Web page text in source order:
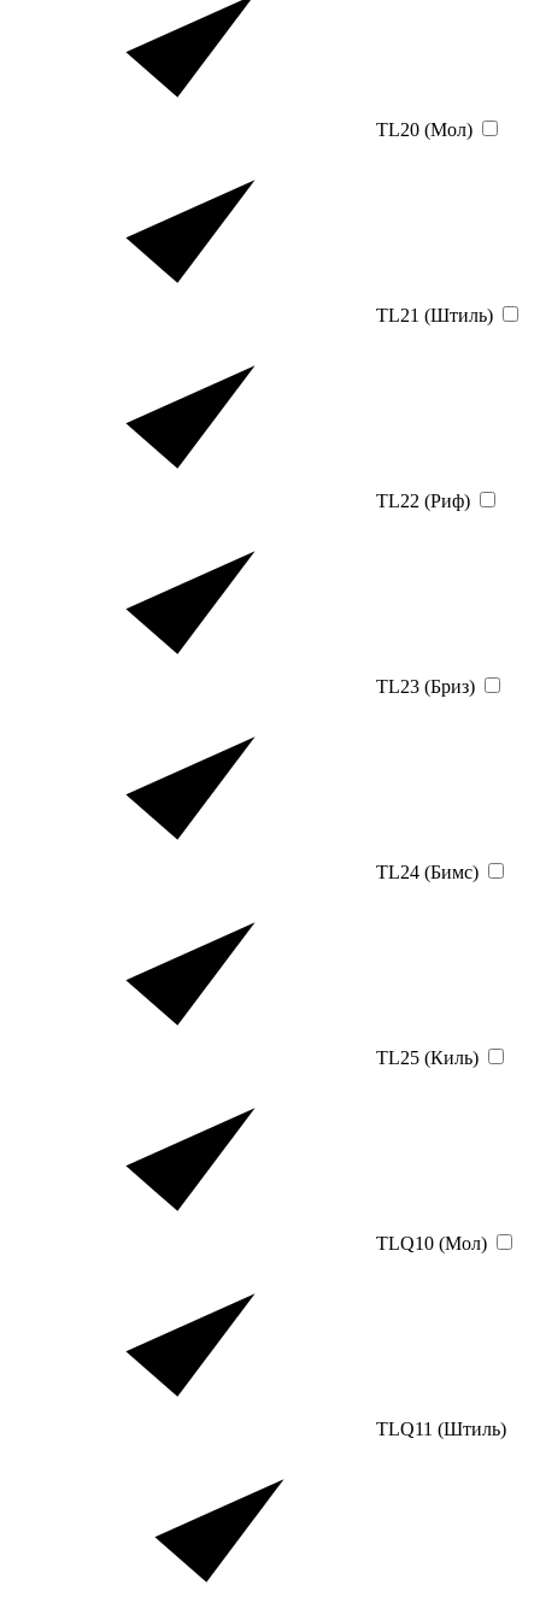
TL20 (Мол)
TL21 (Штиль)
TL22 (Риф)
TL23 (Бриз)
TL24 (Бимс)
TL25 (Киль)
TLQ10 (Мол)
TLQ11 (Штиль)